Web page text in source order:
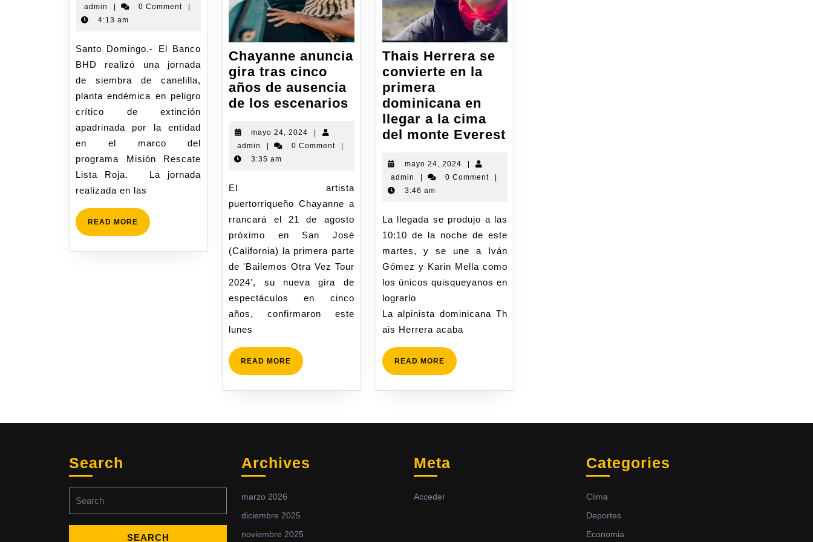
admin 0 Comment
4:13 am
Santo Domingo.- El Banco
BHD realizó una jornada
de siembra de canelilla,
planta endémica en peligro
crítico de extinción
apadrinada por la entidad
en el marco del
programa Misión Rescate
Lista Roja. La jornada
realizada en las
READ MORE
Chayanne anuncia
gira tras cinco
años de ausencia
de los escenarios
mayo 24, 2024
admin
0 Comment
3:35 am
El artista
puertorriqueño Chayanne a
rrancará el 21 de agosto
próximo en San José
(California) la primera parte
de 'Bailemos Otra Vez Tour
2024', su nueva gira de
espectáculos en cinco
años, confirmaron este
lunes
READ MORE
Thais Herrera se
convierte en la
primera
dominicana en
llegar a la cima
del monte Everest
mayo 24, 2024
admin
0 Comment
3:46 am
La llegada se produjo a las
10:10 de la noche de este
martes, y se une a Iván
Gómez y Karin Mella como
los únicos quisqueyanos en
lograrlo
La alpinista dominicana Th
ais Herrera acaba
READ MORE
Search Archives
marzo 2026
diciembre 2025
noviembre 2025
Meta
Acceder
Categories
Clima
Deportes
Economia